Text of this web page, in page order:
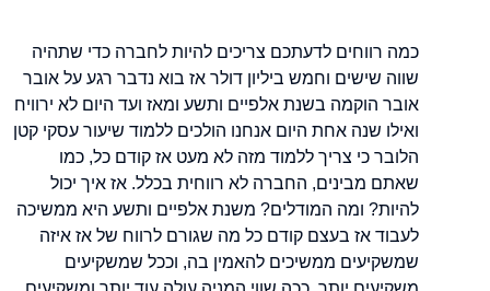
כמה רווחים לדעתכם צריכים להיות לחברה כדי שתהיה
שווה שישים וחמש ביליון דולר אז בוא נדבר רגע על אובר
אובר הוקמה בשנת אלפיים ותשע ומאז ועד היום לא ירוויח
ואילו שנה אחת היום אנחנו הולכים ללמוד שיעור עסקי קטן
הלובר כי צריך ללמוד מזה לא מעט אז קודם כל, כמו
שאתם מבינים, החברה לא רווחית בכלל. אז איך יכול
להיות? ומה המודלים? משנת אלפיים ותשע היא ממשיכה
לעבוד אז בעצם קודם כל מה שגורם לרווח של אז איזה
שמשקיעים ממשיכים להאמין בה, וככל שמשקיעים